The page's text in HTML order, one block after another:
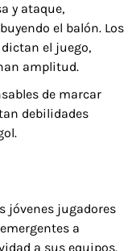
y ataque,
el balón. Los
el juego,
amplitud.
de marcar
debilidades
jóvenes jugadores
a
a sus equipos.